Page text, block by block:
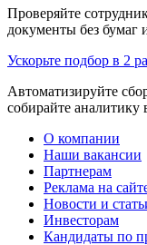
Проверяйте
документы без бумаг
Ускорьте подбор в 2
Автоматизируйте
собирайте аналитику
О компании
Наши вакансии
Партнерам
Реклама на
Новости и
Инвесторам
Кандидаты по